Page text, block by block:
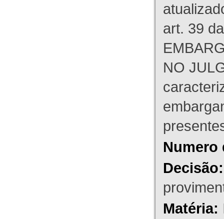
art. 39
NO
Numero
Decisão:
Matéria: